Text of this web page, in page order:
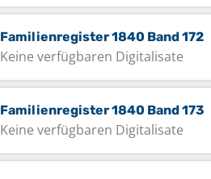
Familienregister 1840 Band 172
Keine verfügbaren Digitalisate
Familienregister 1840 Band 173
Keine verfügbaren Digitalisate